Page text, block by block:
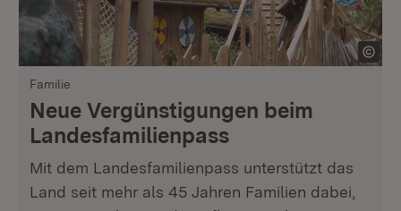
Familie
Neue Vergünstigungen beim
Landesfamilienpass
Mit dem Landesfamilienpass unterstützt das
Land seit mehr als 45 Jahren Familien dabei,